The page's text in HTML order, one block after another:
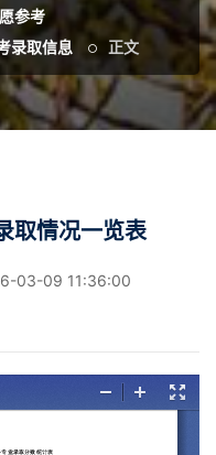
参考
录取信息
正文
取情况一览表
03-09 11:36:00